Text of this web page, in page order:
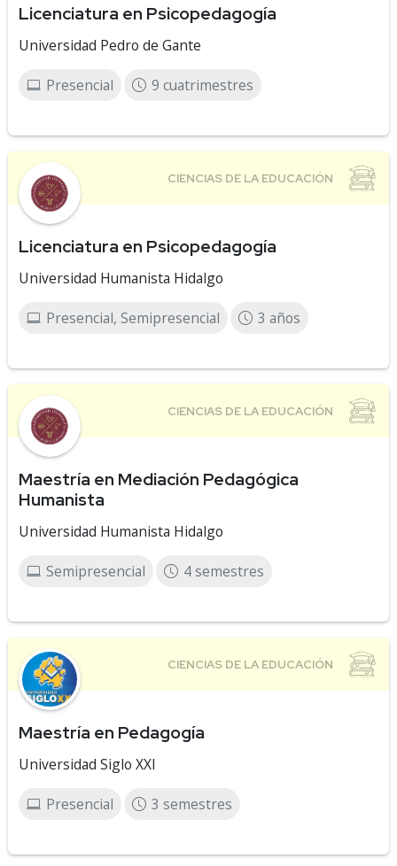
Licenciatura en Psicopedagogía
Universidad Pedro de Gante
Presencial 9 cuatrimestres
Licenciatura en Psicopedagogía
Universidad Humanista Hidalgo
Presencial, Semipresencial 3 años
Maestría en Mediación Pedagógica
Humanista
Universidad Humanista Hidalgo
Semipresencial 4 semestres
Maestría en Pedagogía
Universidad Siglo XXI
Presencial 3 semestres